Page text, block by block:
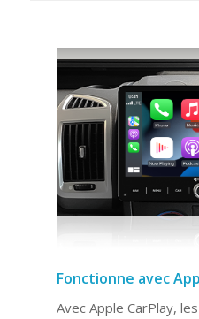
Fonctionne avec
Avec Apple CarPlay,